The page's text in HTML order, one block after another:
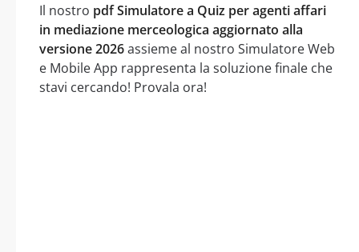
Il nostro pdf Simulatore a Quiz per agenti affari
in mediazione merceologica aggiornato alla
versione 2026assieme al nostro Simulatore Web
e Mobile App rappresenta la soluzione finale che
stavi cercando! Provala ora!